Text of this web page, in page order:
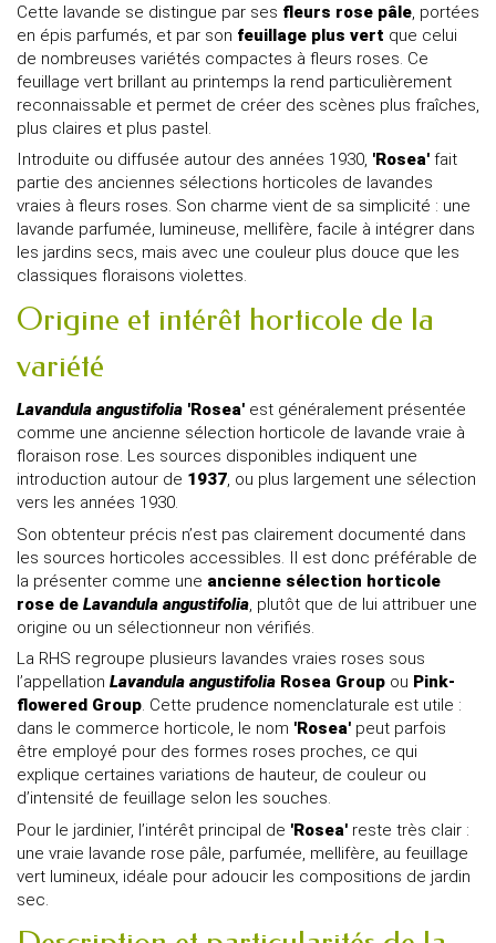
Cette lavande se distingue par ses fleurs rose pâle, portées
en épis parfumés, et par son feuillage plus vert que celui
de nombreuses variétés compactes à fleurs roses. Ce
feuillage vert brillant au printemps la rend particulièrement
reconnaissable et permet de créer des scènes plus fraîches,
plus claires et plus pastel.
Introduite ou diffusée autour des années 1930, 'Rosea' fait
partie des anciennes sélections horticoles de lavandes
vraies à fleurs roses. Son charme vient de sa simplicité : une
lavande parfumée, lumineuse, mellifère, facile à intégrer dans
les jardins secs, mais avec une couleur plus douce que les
classiques floraisons violettes.
Origine et intérêt horticole de la
variété
Lavandula angustifolia 'Rosea' est généralement présentée
comme une ancienne sélection horticole de lavande vraie à
floraison rose. Les sources disponibles indiquent une
introduction autour de 1937, ou plus largement une sélection
vers les années 1930.
Son obtenteur précis n’est pas clairement documenté dans
les sources horticoles accessibles. Il est donc préférable de
la présenter comme une ancienne sélection horticole
rose de Lavandula angustifolia , plutôt que de lui attribuer une
origine ou un sélectionneur non vérifiés.
La RHS regroupe plusieurs lavandes vraies roses sous
l’appellation Lavandula angustifolia Rosea Group ou Pink-
flowered Group. Cette prudence nomenclaturale est utile :
dans le commerce horticole, le nom 'Rosea' peut parfois
être employé pour des formes roses proches, ce qui
explique certaines variations de hauteur, de couleur ou
d’intensité de feuillage selon les souches.
Pour le jardinier, l’intérêt principal de 'Rosea' reste très clair :
une vraie lavande rose pâle, parfumée, mellifère, au feuillage
vert lumineux, idéale pour adoucir les compositions de jardin
sec.